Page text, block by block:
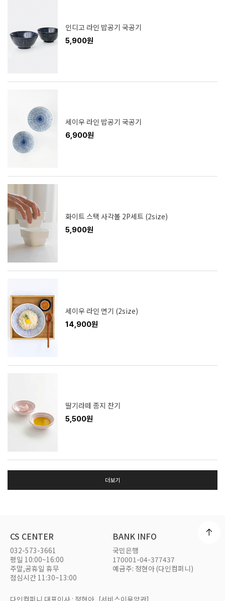
인디고 라인 밥공기 국공기
5,900원
세이우 라인 밥공기 국공기
6,900원
화이트 스택 사각볼 2P세트 (2size)
5,900원
세이우 라인 면기 (2size)
14,900원
딸기라떼 종지 찬기
5,500원
더보기
CS CENTER
032-573-3661
평일 10:00~16:00
주말,공휴일 휴무
점심시간 11:30~13:00
BANK INFO
국민은행
170001-04-377437
예금주: 정현아 (다인컴퍼니)
다인컴퍼니 대표이사 : 정현아 [서비스이용약관]